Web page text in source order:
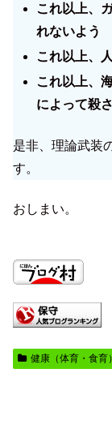
これ以上、
れないよう
これ以上、
これ以上、
によって殺
是非、理論武装
す。
おしまい。
健康（体育・食育）